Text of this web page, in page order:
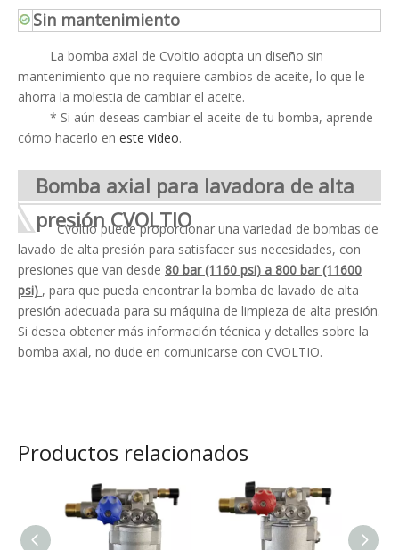
Sin mantenimiento
La bomba axial de Cvoltio adopta un diseño sin
mantenimiento que no requiere cambios de aceite, lo que le
ahorra la molestia de cambiar el aceite.
* Si aún deseas cambiar el aceite de tu bomba, aprende
cómo hacerlo en este video.
Bomba axial para lavadora de alta
presión CVOLTIO
Cvoltio puede proporcionar una variedad de bombas de
lavado de alta presión para satisfacer sus necesidades, con
presiones que van desde 80 bar (1160 psi) a 800 bar (11600
psi) , para que pueda encontrar la bomba de lavado de alta
presión adecuada para su máquina de limpieza de alta presión.
Si desea obtener más información técnica y detalles sobre la
bomba axial, no dude en comunicarse con CVOLTIO.
Productos relacionados